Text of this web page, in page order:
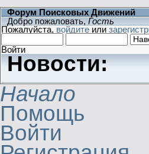
Форум Поисковых Движений
Добро пожаловать, Гость
Пожалуйста, войдите или
Войти
Новости:
Начало
Помощь
Войти